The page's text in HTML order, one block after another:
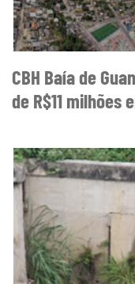
CBH Baía de
de R$11 milhões